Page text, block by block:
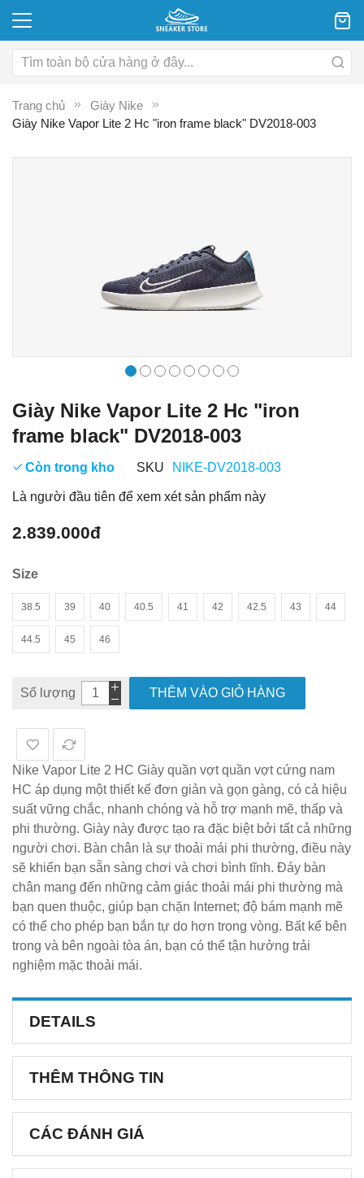
Trang chủ
Giày Nike
Giày Nike Vapor Lite 2 Hc "iron frame black" DV2018-003
Giày Nike Vapor Lite 2 Hc "iron
frame black" DV2018-003
Còn trong kho SKU NIKE-DV2018-003
Là người đầu tiên để xem xét sản phẩm này
2.839.000đ
Size
38.5 39 40 40.5 41 42 42.5 43 44
44.5 45 46
Số lượng THÊM VÀO GIỎ HÀNG
Nike Vapor Lite 2 HC Giày quần vợt quần vợt cứng nam
HC áp dụng một thiết kế đơn giản và gọn gàng, có cả hiệu
suất vững chắc, nhanh chóng và hỗ trợ mạnh mẽ, thấp và
phi thường. Giày này được tạo ra đặc biệt bởi tất cả những
người chơi. Bàn chân là sự thoải mái phi thường, điều này
sẽ khiến bạn sẵn sàng chơi và chơi bình tĩnh. Đáy bàn
chân mang đến những cảm giác thoải mái phi thường mà
bạn quen thuộc, giúp bạn chặn Internet; độ bám mạnh mẽ
có thể cho phép bạn bắn tự do hơn trong vòng. Bất kể bên
trong và bên ngoài tòa án, bạn có thể tận hưởng trải
nghiệm mặc thoải mái.
DETAILS
THÊM THÔNG TIN
CÁC ĐÁNH GIÁ